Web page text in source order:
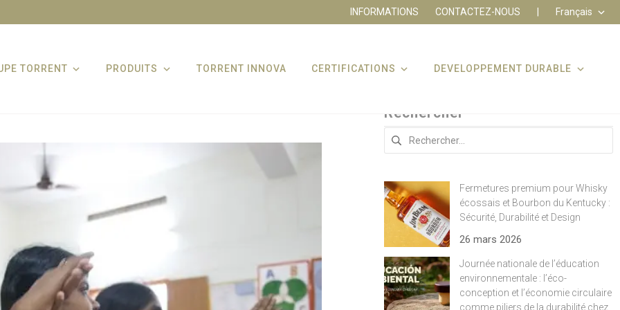
INFORMATIONS CONTACTEZ-NOUS Français
TORRENT PRODUITS TORRENT INNOVA CERTIFICATIONS DEVELOPPEMENT DURABLE
Rechercher
Rechercher :
Fermetures premium pour Whisky
écossais et Bourbon du Kentucky :
Sécurité, Durabilité et Design
26 mars 2026
Journée nationale de l’éducation
environnementale : l’éco-
conception et l’économie circulaire
comme piliers de la durabilité chez